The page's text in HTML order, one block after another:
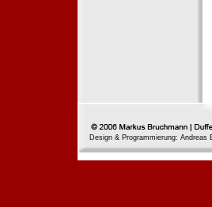
Design & Programmierung: Andreas